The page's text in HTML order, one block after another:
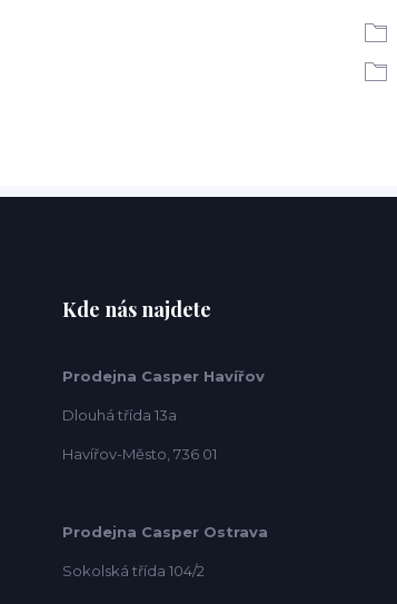
Kde nás najdete
Prodejna Casper Havířov
Dlouhá třída 13a
Havířov-Město, 736 01
Prodejna Casper Ostrava
Sokolská třída 104/2